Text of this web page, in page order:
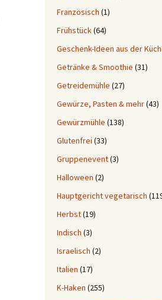
Französisch (1)
Frühstück(64)
Geschenk-Ideen aus der
Getränke & Smoothie (31)
Getreidemühle (27)
Gewürze, Pasten & mehr(43)
Gewürzmühle (138)
Glutenfrei (33)
Gruppenevent(3)
Halloween (2)
Hauptgericht vegetarisch
Herbst(19)
Indisch (3)
Israelisch (2)
Italien (17)
K-Haken (255)